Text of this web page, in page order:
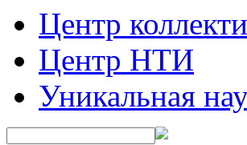
Центр
Центр НТИ
Уникальная